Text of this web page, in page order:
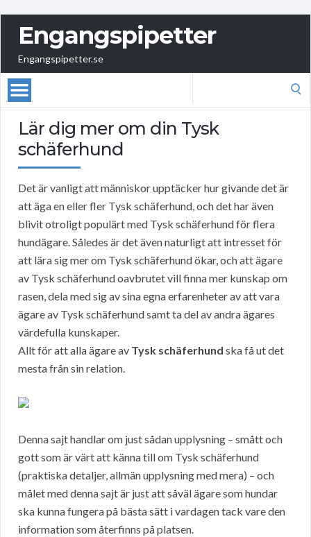
Engangspipetter
Engangspipetter.se
Lär dig mer om din Tysk
schäferhund
Det är vanligt att människor upptäcker hur givande det är
att äga en eller fler Tysk schäferhund, och det har även
blivit otroligt populärt med Tysk schäferhund för flera
hundägare. Således är det även naturligt att intresset för
att lära sig mer om Tysk schäferhund ökar, och att ägare
av Tysk schäferhund oavbrutet vill finna mer kunskap om
rasen, dela med sig av sina egna erfarenheter av att vara
ägare av Tysk schäferhund samt ta del av andra ägares
värdefulla kunskaper.
Allt för att alla ägare av Tysk schäferhund ska få ut det
mesta från sin relation.
Denna sajt handlar om just sådan upplysning – smått och
gott som är värt att känna till om Tysk schäferhund
(praktiska detaljer, allmän upplysning med mera) – och
målet med denna sajt är just att såväl ägare som hundar
ska kunna fungera på bästa sätt i vardagen tack vare den
information som återfinns på platsen.